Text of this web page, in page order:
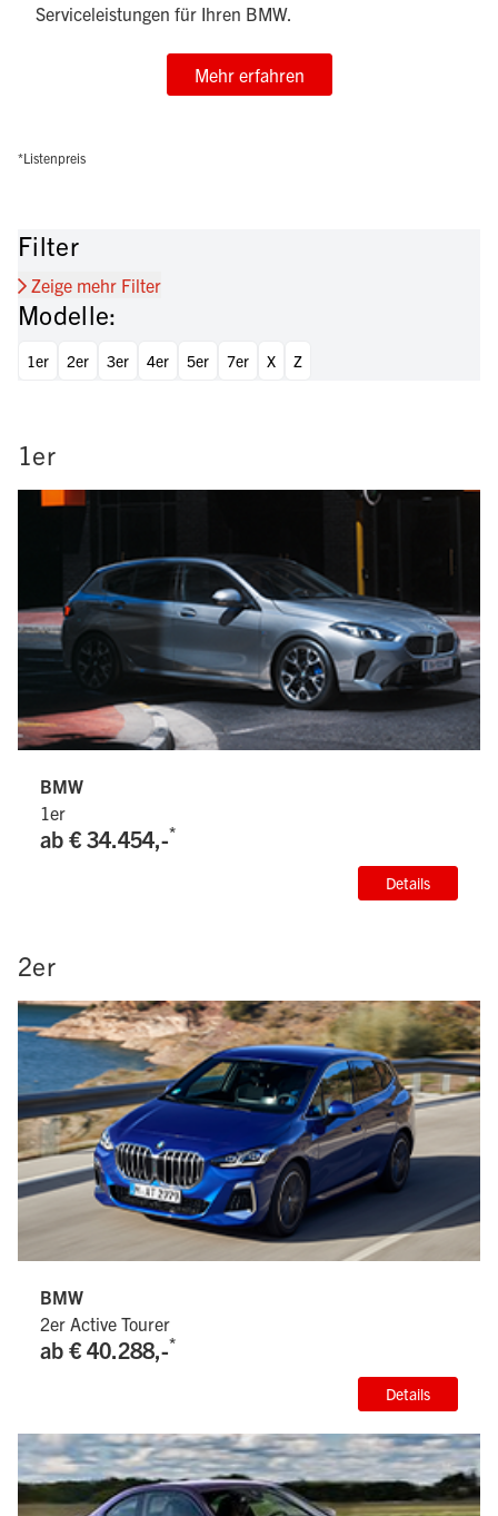
Serviceleistungen für Ihren BMW.
Mehr erfahren
*Listenpreis
Filter
Zeige mehr Filter
Modelle:
1er 2er 3er 4er 5er 7er X Z
1er
BMW
1er
ab € 34.454,-*
Details
2er
BMW
2er Active Tourer
ab € 40.288,-*
Details